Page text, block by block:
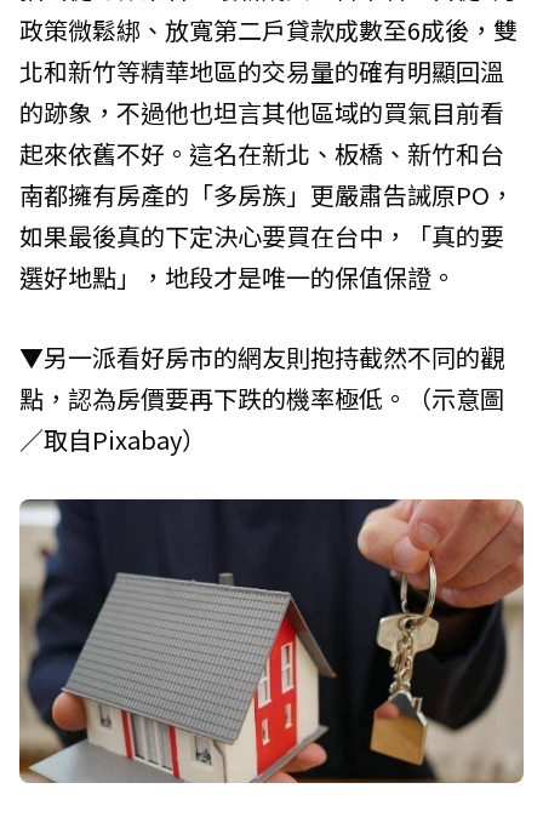
政策微鬆綁、放寬第二戶貸款成數至6成後，雙
北和新竹等精華地區的交易量的確有明顯回溫
的跡象，不過他也坦言其他區域的買氣目前看
起來依舊不好。這名在新北、板橋、新竹和台
南都擁有房產的「多房族」更嚴肅告誡原PO，
如果最後真的下定決心要買在台中，「真的要
選好地點」，地段才是唯一的保值保證。
▼另一派看好房市的網友則抱持截然不同的觀
點，認為房價要再下跌的機率極低。（示意圖
／取自Pixabay）